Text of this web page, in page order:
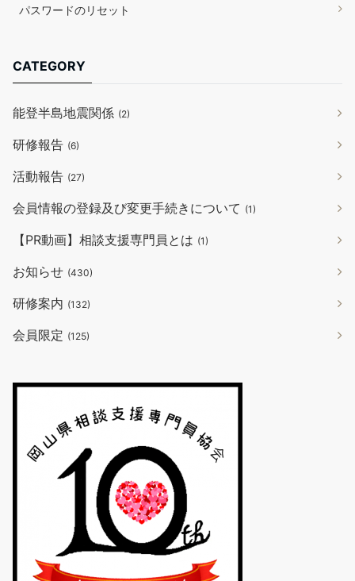
パスワードのリセット
CATEGORY
能登半島地震関係 (2)
研修報告 (6)
活動報告 (27)
会員情報の登録及び変更手続きについて (1)
【PR動画】相談支援専門員とは (1)
お知らせ (430)
研修案内 (132)
会員限定 (125)